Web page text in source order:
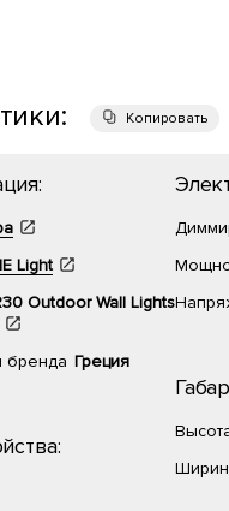
Копировать
Light
Outdoor Wall Lights
бренда Греция